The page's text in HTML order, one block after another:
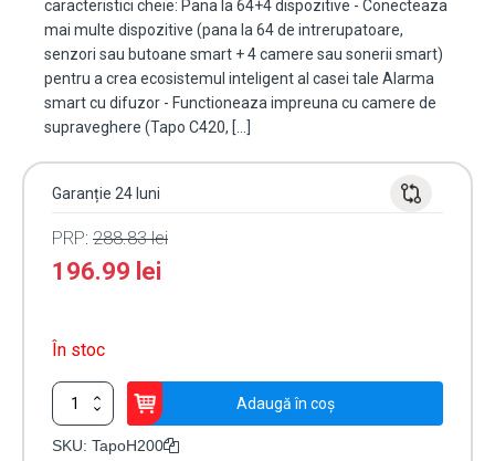
caracteristici cheie: Pana la 64+4 dispozitive - Conecteaza
mai multe dispozitive (pana la 64 de intrerupatoare,
senzori sau butoane smart + 4 camere sau sonerii smart)
pentru a crea ecosistemul inteligent al casei tale Alarma
smart cu difuzor - Functioneaza impreuna cu camere de
supraveghere (Tapo C420, […]
Garanție 24 luni
PRP: 288.83lei
196.99 lei
În stoc
Cantitate
Hub
inteligent,
Adaugă în coș
SKU: TapoH200